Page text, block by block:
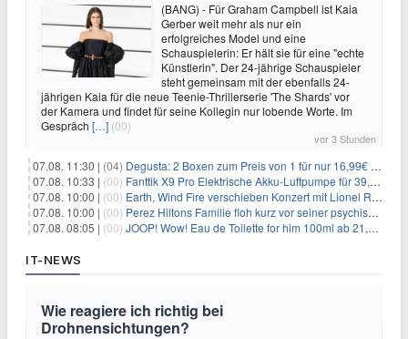
(BANG) - Für Graham Campbell ist Kaia
Gerber weit mehr als nur ein
erfolgreiches Model und eine
Schauspielerin: Er hält sie für eine "echte
Künstlerin". Der 24-jährige Schauspieler
steht gemeinsam mit der ebenfalls 24-
jährigen Kaia für die neue Teenie-Thrillerserie 'The Shards' vor
der Kamera und findet für seine Kollegin nur lobende Worte. Im
Gespräch […] (00)
vor 3 Stunden
07.08. 11:30 | (04) Degusta: 2 Boxen zum Preis von 1 für nur 16,99€ inkl. Versand
07.08. 10:33 | (00) Fanttik X9 Pro Elektrische Akku-Luftpumpe für 39,99€
07.08. 10:00 | (00) Earth, Wind Fire verschieben Konzert mit Lionel Richie nach medizinischem Notfall
07.08. 10:00 | (00) Perez Hiltons Familie floh kurz vor seiner psychischen Krise aus dem Haus
07.08. 08:05 | (00) JOOP! Wow! Eau de Toilette for him 100ml ab 21,84€ im Sparabo
IT-NEWS
Wie reagiere ich richtig bei
Drohnensichtungen?